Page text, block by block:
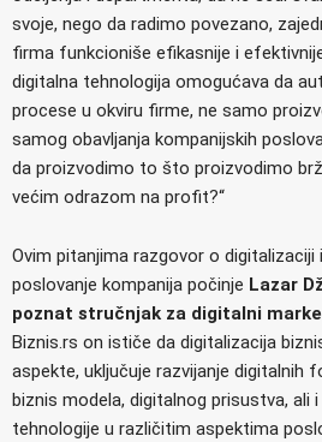
svoje, nego da radimo povezano,
firma funkcioniše efikasnije i
digitalna tehnologija omogućava da
procese u okviru firme, ne samo
samog obavljanja kompanijskih
da proizvodimo to što proizvodimo
većim odrazom na profit?“
Ovim pitanjima razgovor o digitalizaciji
poslovanje kompanija počinje Lazar
poznat stručnjak za digitalni
Biznis.rs on ističe da digitalizacija
aspekte, uključuje razvijanje digitalnih
biznis modela, digitalnog prisustva, ali
tehnologije u različitim aspektima